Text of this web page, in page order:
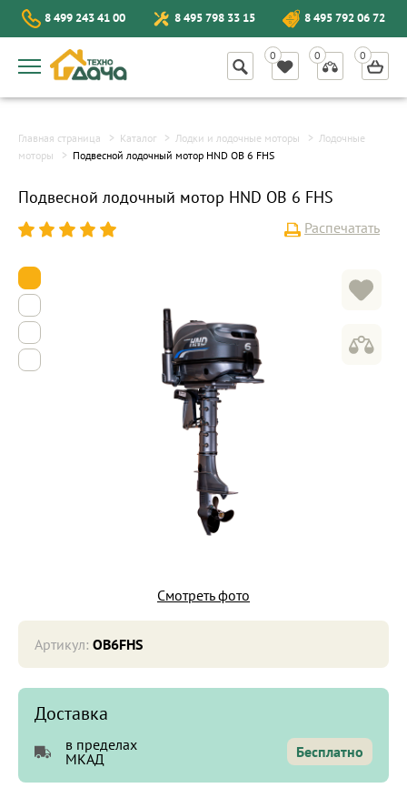
8 499 243 41 00 8 495 798 33 15 8 495 792 06 72
Главная страница Каталог Лодки и лодочные моторы
Лодочные
моторы
Подвесной лодочный мотор HND OB 6 FHS
Подвесной лодочный мотор HND OB 6 FHS
Распечатать
Смотреть фото
Артикул: OB6FHS
Доставка
в пределах
МКАД
Бесплатно